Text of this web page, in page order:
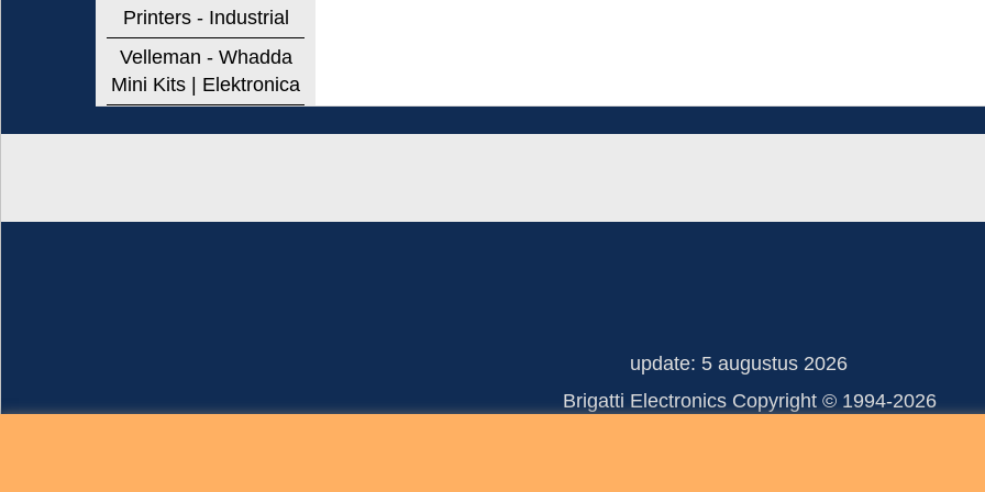
Printers - Industrial
Velleman - Whadda
Mini Kits | Elektronica
update: 5 augustus 2026
Brigatti Electronics Copyright ©